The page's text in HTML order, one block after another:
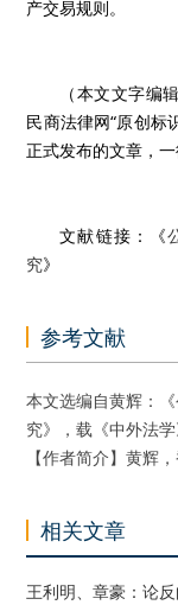
产交易规则。
（本文文字编
民商法律网“原创标
正式发布的文章，一
文献链接：《
究》
参考文献
本文选编自黄辉：
究》，载《中外法
【作者简介】黄辉
相关文章
王利明、章豪：论